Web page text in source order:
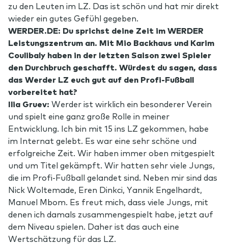
zu den Leuten im LZ. Das ist schön und hat mir direkt
wieder ein gutes Gefühl gegeben.
WERDER.DE: Du sprichst deine Zeit im WERDER
Leistungszentrum an. Mit Mio Backhaus und Karim
Coulibaly haben in der letzten Saison zwei Spieler
den Durchbruch geschafft. Würdest du sagen, dass
das Werder LZ euch gut auf den Profi-Fußball
vorbereitet hat?
Ilia Gruev: Werder ist wirklich ein besonderer Verein
und spielt eine ganz große Rolle in meiner
Entwicklung. Ich bin mit 15 ins LZ gekommen, habe
im Internat gelebt. Es war eine sehr schöne und
erfolgreiche Zeit. Wir haben immer oben mitgespielt
und um Titel gekämpft. Wir hatten sehr viele Jungs,
die im Profi-Fußball gelandet sind. Neben mir sind das
Nick Woltemade, Eren Dinkci, Yannik Engelhardt,
Manuel Mbom. Es freut mich, dass viele Jungs, mit
denen ich damals zusammengespielt habe, jetzt auf
dem Niveau spielen. Daher ist das auch eine
Wertschätzung für das LZ.